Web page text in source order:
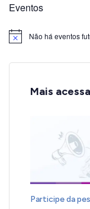
Eventos
Notice Não há eventos
Mais
Participe da